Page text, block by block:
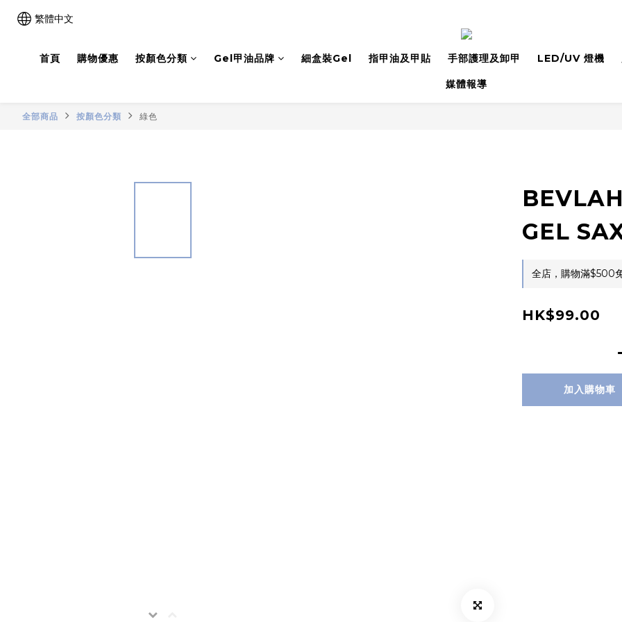
繁體中文
首頁 購物優惠 按顏色分類 Gel甲油品牌 細盒裝Gel 指甲油及甲貼 手部護理及卸甲 LED/UV 燈機
媒體報導
全部商品 按顏色分類 綠色
GEL
全店，購物滿$500
HK$99.00
加入購物車